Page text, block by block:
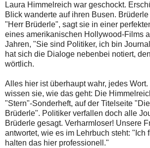
Laura Himmelreich war geschockt.
Blick wanderte auf ihren Busen.
"Herr Brüderle", sagt sie in einer
eines amerikanischen Hollywood-Films
Jahren, "Sie sind Politiker, ich bin
hat sich die Dialoge nebenbei notiert,
wörtlich.
Alles hier ist überhaupt wahr, jedes
wissen sie, wie das geht: Die
"Stern"-Sonderheft, auf der Titelseite
Brüderle". Politiker verfallen doch alle
Brüderle gesagt. Verharmloser! Unsere
antwortet, wie es im Lehrbuch steht: "Ich
halten das hier professionell."